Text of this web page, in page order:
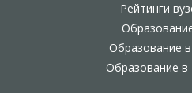
Рейтинги
Образование
Образование в